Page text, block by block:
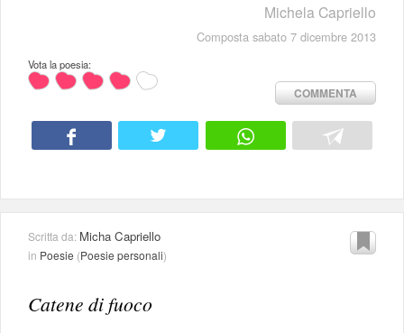
Michela Capriello
Composta sabato 7 dicembre 2013
Vota la poesia:
COMMENTA
Scritta da: Micha Capriello
in Poesie (Poesie personali)
Catene di fuoco